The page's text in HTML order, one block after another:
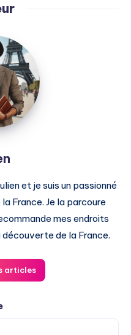
et je suis un passionné
France. Je la parcoure
mes endroits
de la France.
articles